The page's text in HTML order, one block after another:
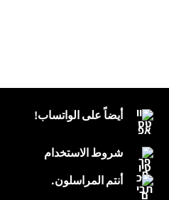
أيضاً على الواتساب!
شروط الاستخدام
أنتم المراسلون.